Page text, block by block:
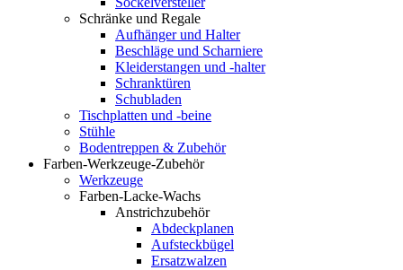
Schränke und Regale
Aufhänger und Halter
Beschläge und Scharniere
Kleiderstangen und -halter
Schranktüren
Schubladen
Tischplatten und -beine
Stühle
Bodentreppen & Zubehör
Farben-Werkzeuge-Zubehör
Werkzeuge
Farben-Lacke-Wachs
Anstrichzubehör
Abdeckplanen
Aufsteckbügel
Ersatzwalzen